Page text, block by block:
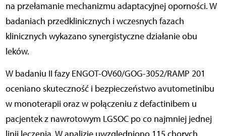
na przełamanie mechanizmu adaptacyjnej oporności. W
badaniach przedklinicznych i wczesnych fazach
klinicznych wykazano synergistyczne działanie obu
leków.
W badaniu II fazy ENGOT-OV60/GOG-3052/RAMP 201
oceniano skuteczność i bezpieczeństwo avutometinibu
w monoterapii oraz w połączeniu z defactinibem u
pacjentek z nawrotowym LGSOC po co najmniej jednej